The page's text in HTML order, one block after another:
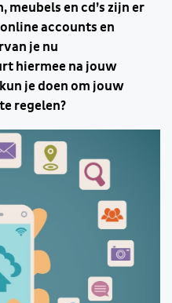
meubels en cd’s zijn er
accounts en
je nu
hiermee na jouw
je doen om jouw
regelen?